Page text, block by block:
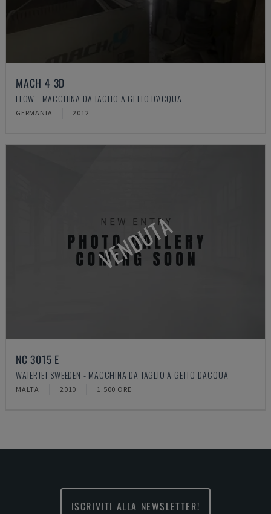
MACH 4 3D
FLOW - MACCHINA DA TAGLIO A GETTO D'ACQUA
GERMANIA 2012
VENDUTA
NC 3015 E
WATERJET SWEEDEN - MACCHINA DA TAGLIO A GETTO D'ACQUA
MALTA 2010 1.500 ORE
ISCRIVITI ALLA NEWSLETTER!